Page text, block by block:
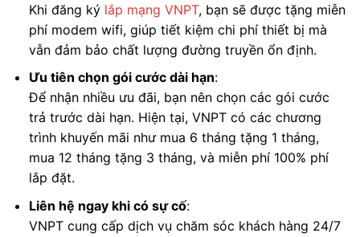
Khi đăng ký lắp mạng VNPT, bạn sẽ được tặng miễn
phí modem wifi, giúp tiết kiệm chi phí thiết bị mà
vẫn đảm bảo chất lượng đường truyền ổn định.
Ưu tiên chọn gói cước dài hạn:
Để nhận nhiều ưu đãi, bạn nên chọn các gói cước
trả trước dài hạn. Hiện tại, VNPT có các chương
trình khuyến mãi như mua 6 tháng tặng 1 tháng,
mua 12 tháng tặng 3 tháng, và miễn phí 100% phí
lắp đặt.
Liên hệ ngay khi có sự cố:
VNPT cung cấp dịch vụ chăm sóc khách hàng 24/7